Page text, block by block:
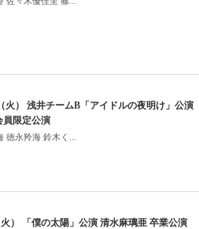
火） 浅井チームB「アイドルの夜明け」公演
員限定公演
徳永羚海 鈴木く...
） 「僕の太陽」公演 清水麻璃亜 卒業公演